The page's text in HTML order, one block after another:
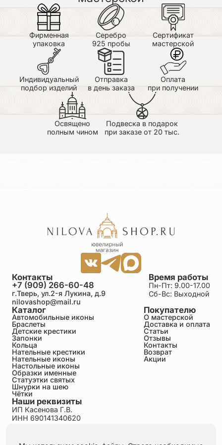
доставка всё супер.Процветания и активных
продаж вашему магазину!Уверена,что буду ещё
приобретать ваши изделия))
Денис Дингес
09.07.2026
Заказывал через СДЭК пришло за 5 дней, товаром
очень доволен всё красиво упаковано!
Максим
Спасибо за браслет , качественное изделие , очень
хотелось его . Выглядит очень красиво, детали и
исполнение вызывает уважение , благодарю
мастера и менеджера в помощи и заказе браслета.
Быстро отправили , понравилась фирменная
упаковка в сумочку-чехол. Благодарю!
Мне 33 года, даст Бог покрещусь в ближайшее
время , закажу крестик у вашем магазине.
максим
30.06.2026
отличный браслет, очень красивый. за дизайн 5+
поставил 4, потому что через полгода расплелась
одна сторона, за ремонт запросили 1000 рублей
плюс пересылка в оба конца. некорректно по
моему. правда, заказывал не у этого продавца, а в
"ангельской лавке"
Артур
Фирменная
упаковка
Серебро
925 пробы
Сертификат
мастерской
Индивидуальный
подбор изделий
Отправка
в день заказа
Оплата
при получении
Освящено
полным чином
Подвеска в подарок
при заказе от 20 тыс.
Каталог
Автомобильные иконы
Браслеты
Детские крестики
Запонки
Кольца
Нательные крестики
Нательные иконы
Настольные иконы
Образки именные
Статуэтки святых
Шнурки на шею
Чётки
Покупателю
О мастерской
Доставка и оплата
Статьи
Отзывы
Контакты
Возврат
Акции
Время работы
Пн-Пт: 9.00-17.00
Сб-Вс: Выходной
Контакты
+7 (909) 266-60-48
г.Тверь, ул.2-я Лукина, д.9
nilovashop@mail.ru
Наши реквизиты
ИП Касенова Г.В.
ИНН 690141340620
Пользовательское соглашение